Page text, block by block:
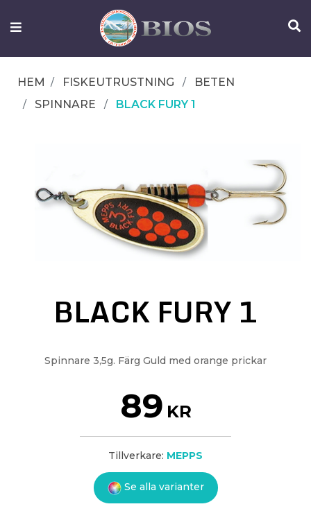
FISKEUTRUSTNING
OM
IFISH
HEM FISKEUTRUSTNING
BETEN
SPINNARE
BLACK FURY 1
BLACK FURY 1
Spinnare 3,5g. Färg Guld med orange prickar
89 KR
Tillverkare: MEPPS
Se alla varianter